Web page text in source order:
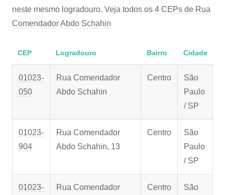
neste mesmo logradouro. Veja todos os 4 CEPs de Rua
Comendador Abdo Schahin
CEP Logradouro Bairro Cidade
01023-
050
Rua Comendador
Abdo Schahin
Centro
São
Paulo
/ SP
01023-
904
Rua Comendador
Abdo Schahin, 13
Centro
São
Paulo
/ SP
01023-
Rua Comendador
Centro
São